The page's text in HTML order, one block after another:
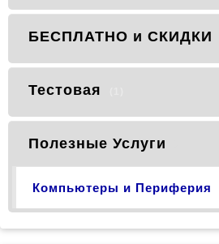
БЕСПЛАТНО и СКИДКИ
Тестовая
Полезные Услуги
Компьютеры и Периферия